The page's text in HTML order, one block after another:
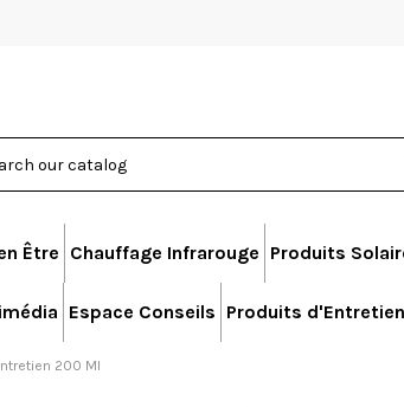
Être Chauffage Infrarouge Produits
Espace Conseils Produits d'Entretien
200 Ml